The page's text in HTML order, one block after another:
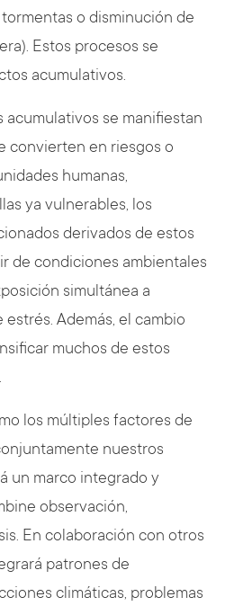
o disminución de
Estos procesos se
acumulativos.
acumulativos se manifiestan
convierten en riesgos o
humanas,
ya vulnerables, los
derivados de estos
de condiciones ambientales
simultánea a
Además, el cambio
muchos de estos
los múltiples factores de
nuestros
un marco integrado y
observación,
En colaboración con otros
patrones de
climáticas, problemas